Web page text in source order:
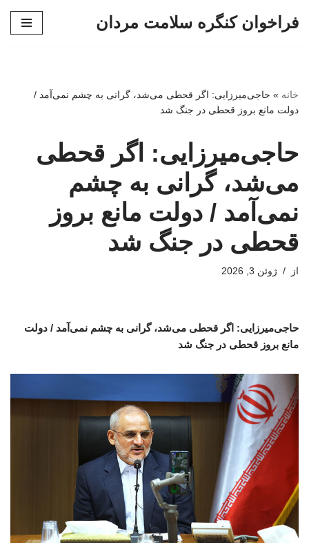
فراخوان کنگره سلامت مردان
خانه » حاجی‌میرزایی: اگر قحطی می‌شد، گرانی به چشم نمی‌آمد /
دولت مانع بروز قحطی در جنگ شد
حاجی‌میرزایی: اگر قحطی
می‌شد، گرانی به چشم
نمی‌آمد / دولت مانع بروز
قحطی در جنگ شد
از ژوئن 3, 2026
حاجی‌میرزایی: اگر قحطی می‌شد، گرانی به چشم نمی‌آمد / دولت
مانع بروز قحطی در جنگ شد